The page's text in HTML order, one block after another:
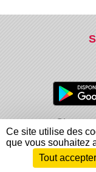
Charte
Informations
Envie de participer ?
Ce site utilise des
que vous souhaitez
Tout accepter